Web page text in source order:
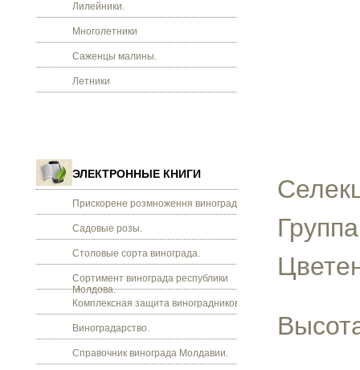
Лилейники.
Многолетники
Саженцы малины.
Летники
ЭЛЕКТРОННЫЕ КНИГИ
Прискорене розмноження винограду.
Садовые розы.
Столовые сорта винограда.
Сортимент винограда республики
Молдова.
Комплексная защита виноградников.
Виноградарство.
Справочник винограда Молдавии.